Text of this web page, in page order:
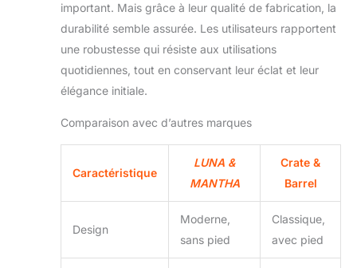
important. Mais grâce à leur qualité de fabrication, la
durabilité semble assurée. Les utilisateurs rapportent
une robustesse qui résiste aux utilisations
quotidiennes, tout en conservant leur éclat et leur
élégance initiale.
Comparaison avec d’autres marques
Caractéristique
LUNA &
MANTHA
Crate &
Barrel
Design
Moderne,
sans pied
Classique,
avec pied